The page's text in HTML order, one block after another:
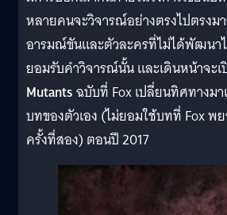
หลายคนจะวิจารณ์อย่างตรงไปตรงม
อารมณ์ขันและตัวละครที่ไม่ได้พัฒนา
ยอมรับคำวิจารณ์นั้น และเดินหน้าจะ
Mutantsฉบับที่ Fox เปลี่ยนทิศทางม
บทของตัวเอง (ไม่ยอมใช้บทที่ Fox พ
ครั้งที่สอง) ตอนปี 2017